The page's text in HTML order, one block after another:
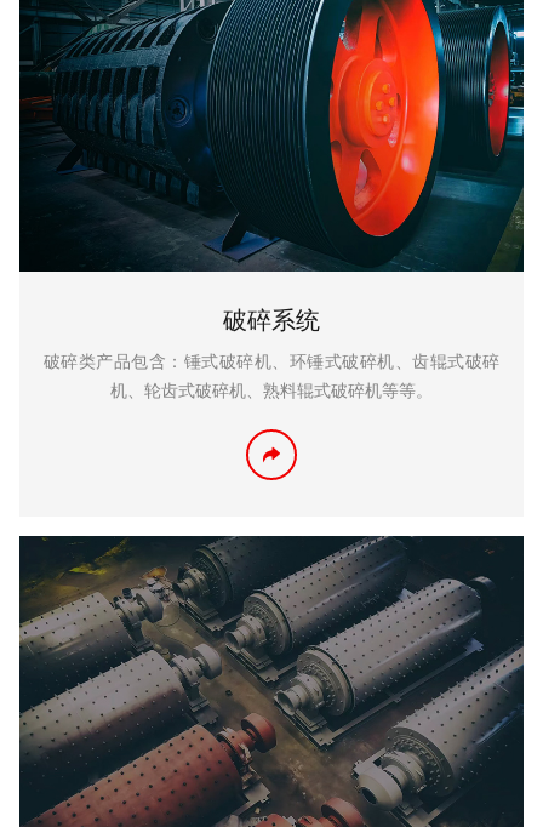
破碎系统
破碎类产品包含：锤式破碎机、环锤式破碎机、齿辊式破碎
机、轮齿式破碎机、熟料辊式破碎机等等。